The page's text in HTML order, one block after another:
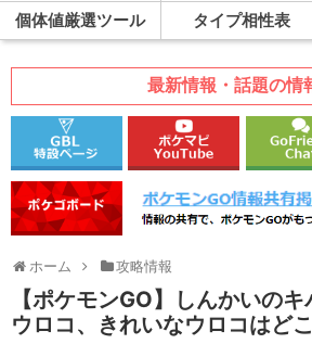
個体値厳選ツール
タイプ相性表
最新情報・話題の情
ホーム 攻略情報
【ポケモンGO】しんかいの
ウロコ、きれいなウロコはど